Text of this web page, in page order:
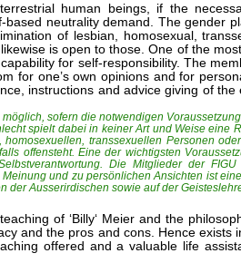
human beings, if the
neutrality demand. The gender
of lesbian, homosexual,
is open to those. One of the
for self-responsibility. The
for one’s own opinions and for
instructions and advice giving of the
sofern die notwendigen
spielt dabei in keiner Art und Weise eine
transsexuellen Personen
offensteht. Eine der wichtigsten
Die Mitglieder der
und zu persönlichen Ansichten ist
Ausserirdischen sowie auf der Geisteslehre
of ‘Billy‘ Meier and the
and the pros and cons. Hence exists
offered and a valuable life